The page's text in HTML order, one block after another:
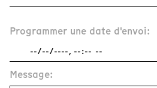
Programmer une date d'envoi:
Message: